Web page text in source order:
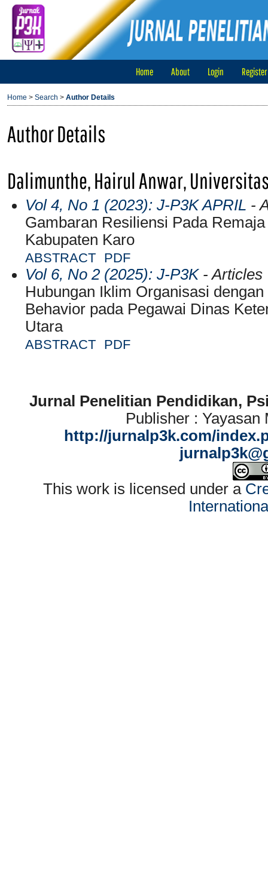
Home About Login Register
Home > Search > Author Details
Author Details
Dalimunthe, Hairul Anwar,
Vol 4, No 1 (2023): J-P3K APRIL -
Gambaran Resiliensi Pada
Kabupaten Karo
ABSTRACT PDF
Vol 6, No 2 (2025): J-P3K- Articles
Hubungan Iklim Organisasi
Behavior pada Pegawai Dinas
Utara
ABSTRACT PDF
Jurnal Penelitian Pendidikan,
Publisher : Yayasan
http://jurnalp3k.com/
This work is licensed under a